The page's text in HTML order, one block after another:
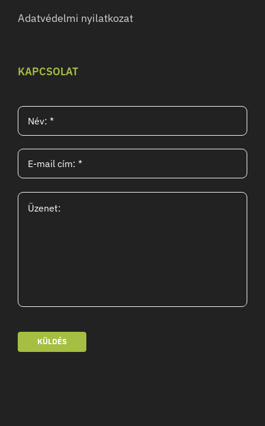
Adatvédelmi nyilatkozat
KAPCSOLAT
KÜLDÉS